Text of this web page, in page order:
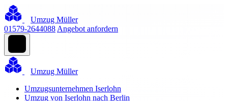
Umzug Müller
01579-2644088 Angebot anfordern
Umzug Müller
Umzugsunternehmen Iserlohn
Umzug von Iserlohn nach Berlin